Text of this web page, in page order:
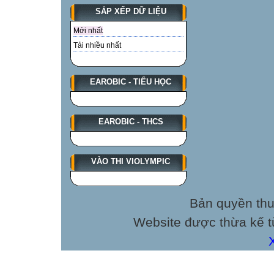
SẮP XẾP DỮ LIỆU
Mới nhất
Tải nhiều nhất
EAROBIC - TIỂU HỌC
EAROBIC - THCS
VÀO THI VIOLYMPIC
Bản quyền
Website được thừa kế